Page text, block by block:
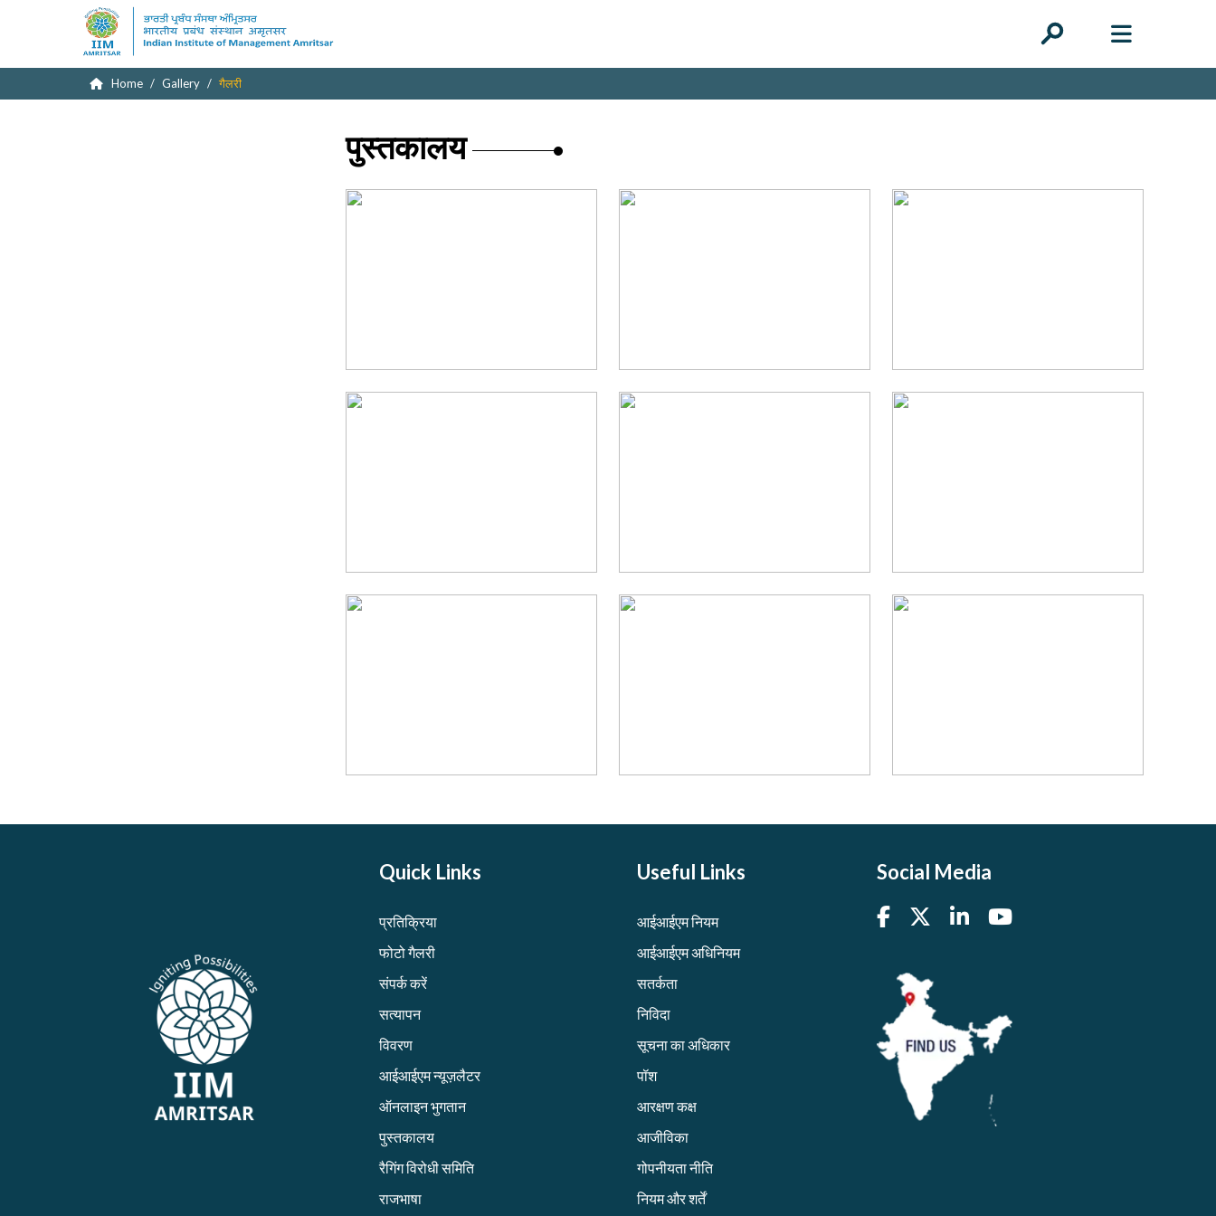
Home Gallery गैलरी
पुस्तकालय
Quick Links
प्रतिक्रिया
फोटो गैलरी
संपर्क करें
सत्यापन
विवरण
आईआईएम न्यूज़लैटर
ऑनलाइन भुगतान
पुस्तकालय
रैगिंग विरोधी समिति
राजभाषा
Useful Links
आईआईएम नियम
आईआईएम अधिनियम
सतर्कता
निविदा
सूचना का अधिकार
पॉश
आरक्षण कक्ष
आजीविका
गोपनीयता नीति
नियम और शर्तें
Social Media